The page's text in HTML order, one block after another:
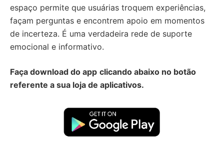
espaço permite que usuárias troquem experiências,
façam perguntas e encontrem apoio em momentos
de incerteza. É uma verdadeira rede de suporte
emocional e informativo.
Faça download do app clicando abaixo no botão
referente a sua loja de aplicativos.